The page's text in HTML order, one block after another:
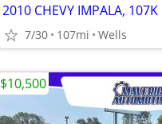
2010 CHEVY IMPALA, 107K
7/30 107mi Wells
$10,500